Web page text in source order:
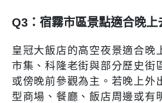
Q3：宿霧市區景點適合晚上
皇冠大飯店的高空夜景適合晚
市集、科隆老街與部分歷史街
或傍晚前參觀為主。若晚上外
型商場、餐廳、飯店周邊或有